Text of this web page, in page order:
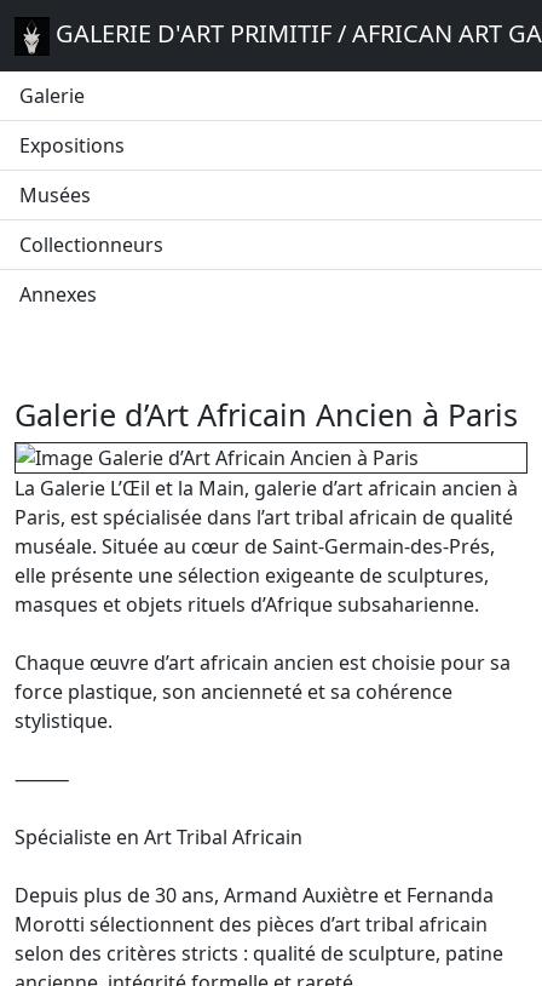
GALERIE D'ART PRIMITIF / AFRICAN ART
Galerie
Expositions
Musées
Collectionneurs
Annexes
Galerie d’Art Africain Ancien à Paris
La Galerie L’Œil et la Main, galerie d’art africain ancien à
Paris, est spécialisée dans l’art tribal africain de qualité
muséale. Située au cœur de Saint-Germain-des-Prés,
elle présente une sélection exigeante de sculptures,
masques et objets rituels d’Afrique subsaharienne.
Chaque œuvre d’art africain ancien est choisie pour sa
force plastique, son ancienneté et sa cohérence
stylistique.
⸻
Spécialiste en Art Tribal Africain
Depuis plus de 30 ans, Armand Auxiètre et Fernanda
Morotti sélectionnent des pièces d’art tribal africain
selon des critères stricts : qualité de sculpture, patine